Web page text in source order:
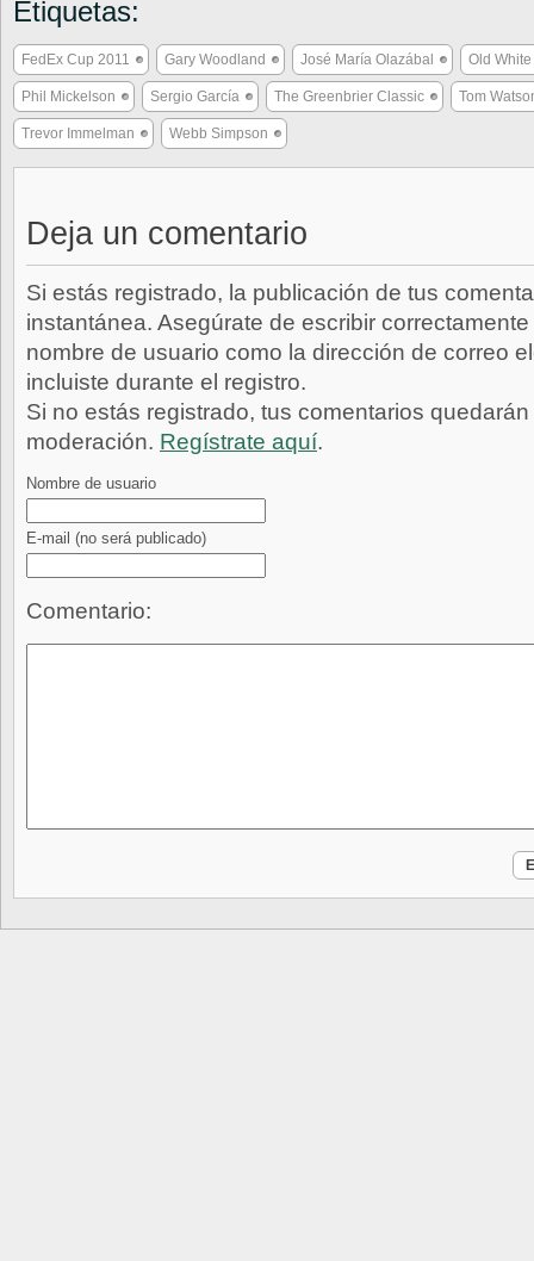
Etiquetas:
FedEx Cup 2011 Gary Woodland José María Olazábal Old
Phil Mickelson Sergio García The Greenbrier Classic Tom
Trevor Immelman Webb Simpson
Deja un comentario
Si estás registrado, la publicación de tus
instantánea. Asegúrate de escribir
nombre de usuario como la dirección de correo
incluiste durante el registro.
Si no estás registrado, tus comentarios
moderación. Regístrate aquí.
Nombre de usuario
E-mail (no será publicado)
Comentario: